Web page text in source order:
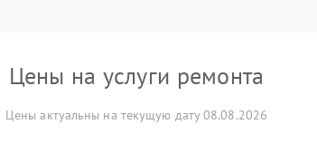
Цены на услуги ремонта
Цены актуальны на текущую дату 08.08.2026